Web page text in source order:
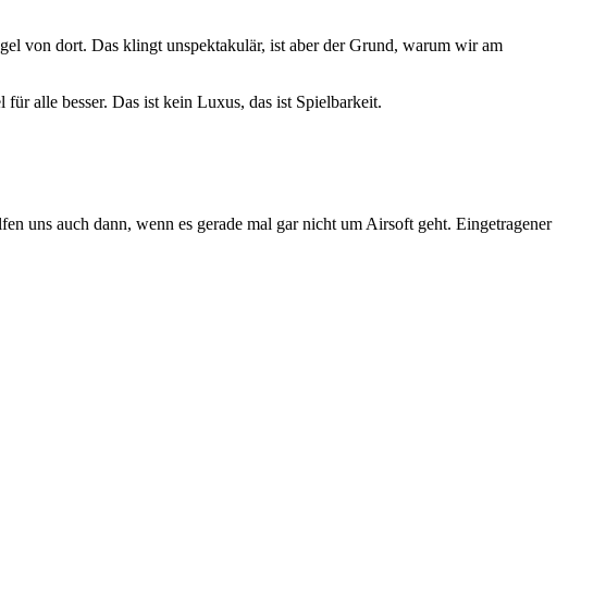
von dort. Das klingt unspektakulär, ist aber der Grund, warum wir am
alle besser. Das ist kein Luxus, das ist Spielbarkeit.
uns auch dann, wenn es gerade mal gar nicht um Airsoft geht. Eingetragener